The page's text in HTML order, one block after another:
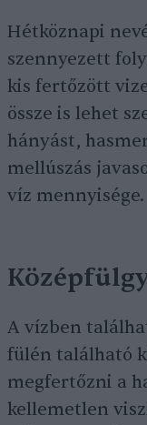
Hétköznapi
szennyezett
kis fertőzött
össze is lehet
hányást,
mellúszás
víz mennyisége.
A vízben
fülén található
megfertőzni a
kellemetlen